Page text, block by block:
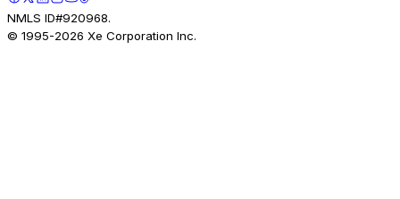
NMLS ID#920968.
© 1995-2026 Xe Corporation Inc.